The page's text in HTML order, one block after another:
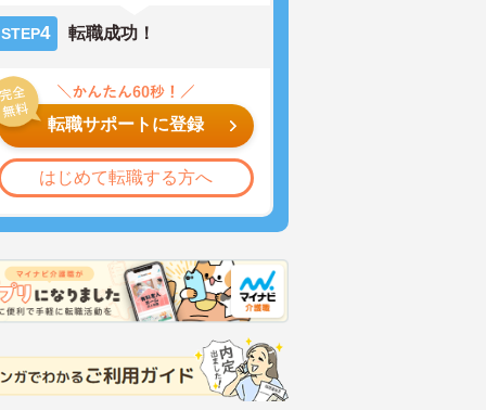
STEP4 転職成功！
転職サポートに登録
はじめて転職する方へ